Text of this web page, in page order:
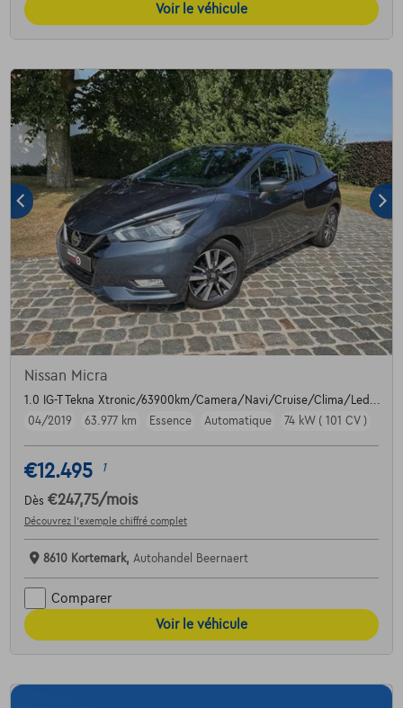
Voir le véhicule
Nissan Micra
1.0 IG-T Tekna Xtronic/63900km/Camera/Navi/Cruise/Clima/Led...
04/2019
63.977 km Essence Automatique 74 kW ( 101 CV )
€12.495 1
Dès €247,75/mois
Découvrez l’exemple chiffré complet
8610 Kortemark, Autohandel Beernaert
Comparer
Voir le véhicule